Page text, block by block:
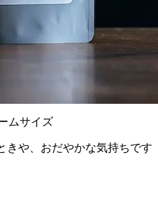
ムサイズ
きや、おだやかな気持ちです